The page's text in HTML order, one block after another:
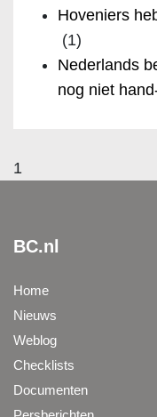
Hoveniers
(1)
Nederlands
nog niet
1
BC.nl
Home
Nieuws
Weblog
Checklists
Documenten